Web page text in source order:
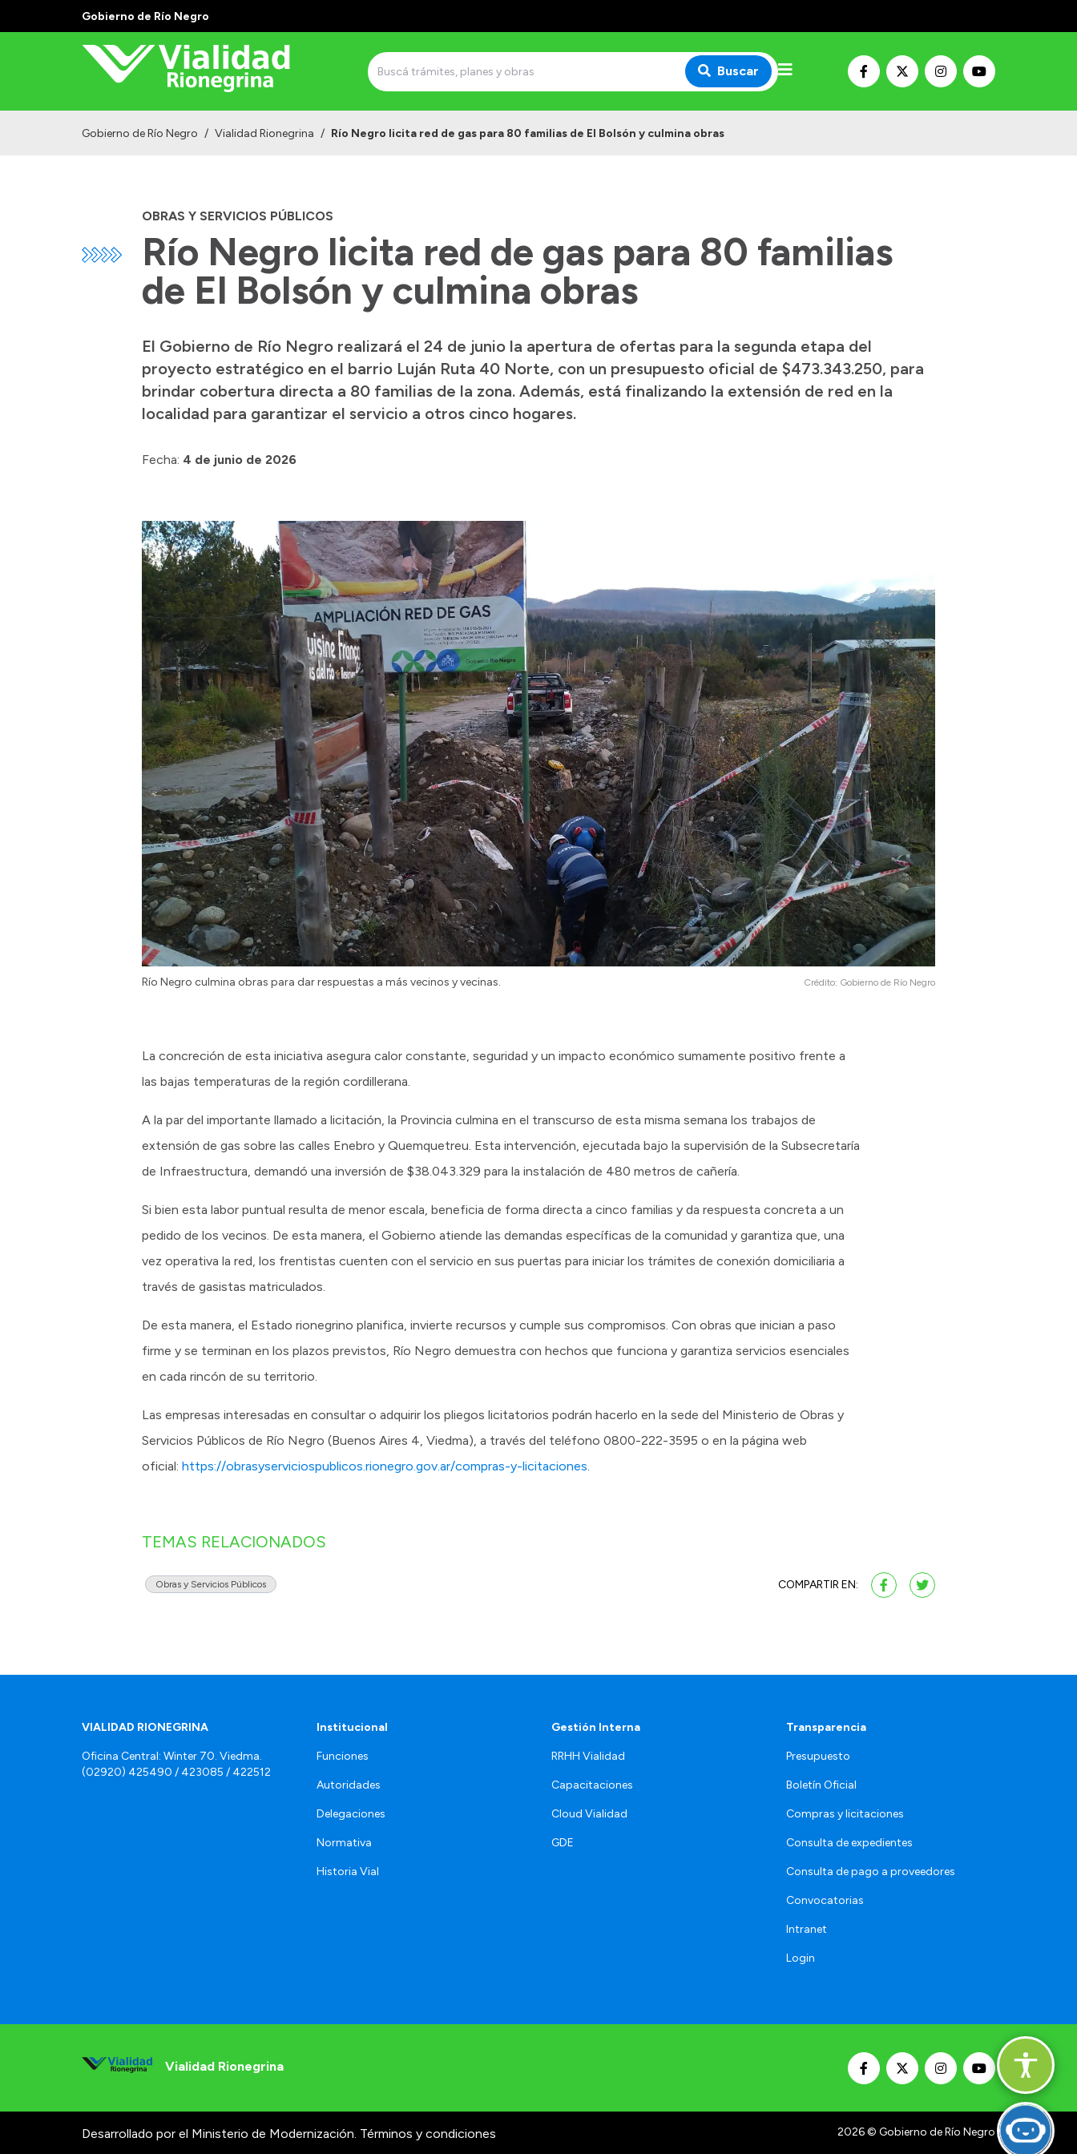
Gobierno de Río Negro
Buscar
Gobierno de Río Negro / Vialidad Rionegrina / Río Negro licita red de gas para 80 familias de El Bolsón y culmina obras
OBRAS Y SERVICIOS PÚBLICOS
Río Negro licita red de gas para 80 familias
de El Bolsón y culmina obras
El Gobierno de Río Negro realizará el 24 de junio la apertura de ofertas para la segunda etapa del
proyecto estratégico en el barrio Luján Ruta 40 Norte, con un presupuesto oficial de $473.343.250, para
brindar cobertura directa a 80 familias de la zona. Además, está finalizando la extensión de red en la
localidad para garantizar el servicio a otros cinco hogares.
Fecha: 4 de junio de 2026
Río Negro culmina obras para dar respuestas a más vecinos y vecinas. Crédito: Gobierno de Río Negro
La concreción de esta iniciativa asegura calor constante, seguridad y un impacto económico sumamente positivo frente a
las bajas temperaturas de la región cordillerana.
A la par del importante llamado a licitación, la Provincia culmina en el transcurso de esta misma semana los trabajos de
extensión de gas sobre las calles Enebro y Quemquetreu. Esta intervención, ejecutada bajo la supervisión de la Subsecretaría
de Infraestructura, demandó una inversión de $38.043.329 para la instalación de 480 metros de cañería.
Si bien esta labor puntual resulta de menor escala, beneficia de forma directa a cinco familias y da respuesta concreta a un
pedido de los vecinos. De esta manera, el Gobierno atiende las demandas específicas de la comunidad y garantiza que, una
vez operativa la red, los frentistas cuenten con el servicio en sus puertas para iniciar los trámites de conexión domiciliaria a
través de gasistas matriculados.
De esta manera, el Estado rionegrino planifica, invierte recursos y cumple sus compromisos. Con obras que inician a paso
firme y se terminan en los plazos previstos, Río Negro demuestra con hechos que funciona y garantiza servicios esenciales
en cada rincón de su territorio.
Las empresas interesadas en consultar o adquirir los pliegos licitatorios podrán hacerlo en la sede del Ministerio de Obras y
Servicios Públicos de Río Negro (Buenos Aires 4, Viedma), a través del teléfono 0800-222-3595 o en la página web
oficial: https://obrasyserviciospublicos.rionegro.gov.ar/compras-y-licitaciones.
TEMAS RELACIONADOS
Obras y Servicios Públicos COMPARTIR EN:
VIALIDAD RIONEGRINA
Oficina Central: Winter 70. Viedma.
(02920) 425490 / 423085 / 422512
Institucional
Funciones
Autoridades
Delegaciones
Normativa
Historia Vial
Gestión Interna
RRHH Vialidad
Capacitaciones
Cloud Vialidad
GDE
Transparencia
Presupuesto
Boletín Oficial
Compras y licitaciones
Consulta de expedientes
Consulta de pago a proveedores
Convocatorias
Intranet
Login
Vialidad Rionegrina
Desarrollado por el Ministerio de Modernización. Términos y condiciones 2026© Gobierno de Río Negro